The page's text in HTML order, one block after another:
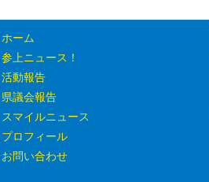
ホーム
参上ニュース！
活動報告
県議会報告
スマイルニュース
プロフィール
お問い合わせ